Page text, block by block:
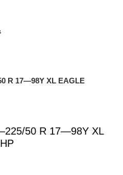
R 17—98Y XL EAGLE
50 R 17—98Y XL